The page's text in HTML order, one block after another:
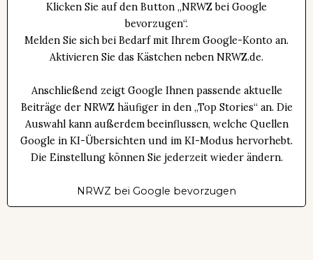
Klicken Sie auf den Button „NRWZ bei Google
bevorzugen“.
Melden Sie sich bei Bedarf mit Ihrem Google-Konto an.
Aktivieren Sie das Kästchen neben NRWZ.de.
Anschließend zeigt Google Ihnen passende aktuelle
Beiträge der NRWZ häufiger in den „Top Stories“ an. Die
Auswahl kann außerdem beeinflussen, welche Quellen
Google in KI-Übersichten und im KI-Modus hervorhebt.
Die Einstellung können Sie jederzeit wieder ändern.
NRWZ bei Google bevorzugen